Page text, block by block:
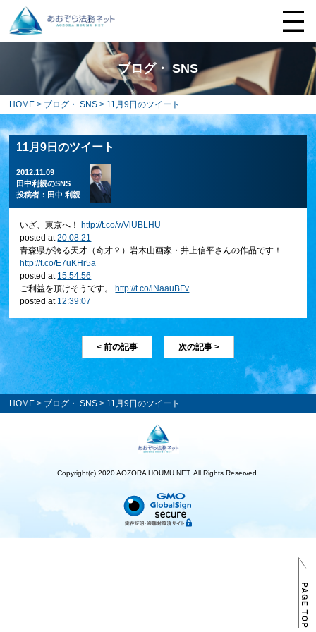
ブログ・ SNS
HOME > ブログ・ SNS > 11月9日のツイート
11月9日のツイート
2012.11.09
田中利親のSNS
投稿者： 田中 利親
いざ、東京へ！http://t.co/wVlUBLHU
posted at20:08:21
青森県が誇る天才（奇才？）岩木山画家・井上信平さんの作品です！
http://t.co/E7uKHr5a
posted at 15:54:56
ご利益を頂けそうです。http://t.co/iNaauBFv
posted at 12:39:07
< 前の記事 次の記事 >
HOME > ブログ・ SNS > 11月9日のツイート
Copyright(c) 2020 AOZORA HOUMU NET. All Rights Reserved.